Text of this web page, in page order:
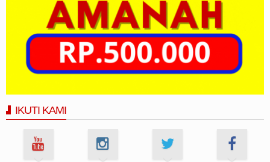
IKUTI KAMI